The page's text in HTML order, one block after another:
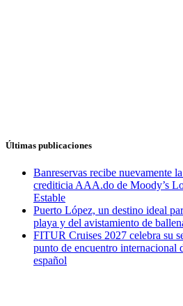
Últimas publicaciones
Banreservas recibe nuevamente
crediticia AAA.do de Moody’s
Estable
Puerto López, un destino ideal
playa y del avistamiento de
FITUR Cruises 2027 celebra su
punto de encuentro internacional
español